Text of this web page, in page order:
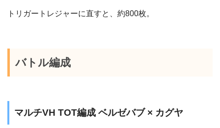
トリガートレジャーに直すと、約800枚。
バトル編成
マルチVH TOT編成 ベルゼバブ × カグヤ